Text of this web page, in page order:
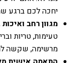
יחכה לכם ברגע
מגוון רחב
טעימות, טריות
מרשימה, שקשה